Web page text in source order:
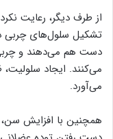
از طرف دیگر، رعایت
تشکیل سلول‌های چربی
دست هم می‌دهند و
می‌کنند. ایجاد
می‌آورد.
همچنین با افزایش